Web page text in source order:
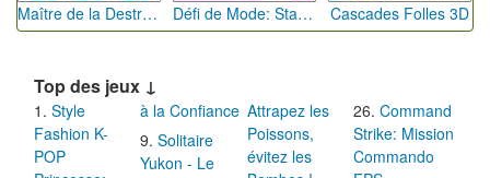
Maître de la Destruction: Fusion de Pioches Défi de Mode: Star du Podium Cascades Folles 3D
Top des jeux ↓
Style
Fashion K-
POP
à la Confiance
Solitaire
Yukon - Le
Attrapez les
Poissons,
évitez les
Command
Strike: Mission
Commando